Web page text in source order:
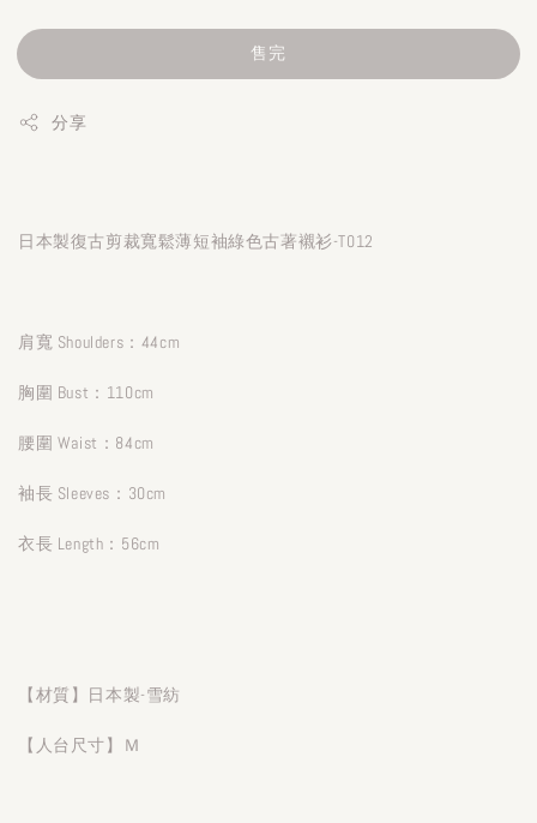
售完
分享
日本製復古剪裁寬鬆薄短袖綠色古著襯衫-T012
肩寬 Shoulders：44cm
胸圍 Bust：110cm
腰圍 Waist：84cm
袖長 Sleeves：30cm
衣長 Length：56cm
【材質】日本製-雪紡
【人台尺寸】Ｍ